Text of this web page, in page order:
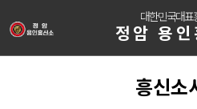
대한민국대표
정암 용인
흥신소